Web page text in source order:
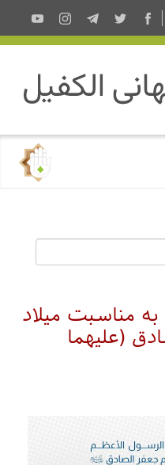
مناسبت میلاد
(علیهما